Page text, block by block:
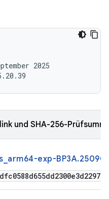
2025
und SHA-256-
exp-